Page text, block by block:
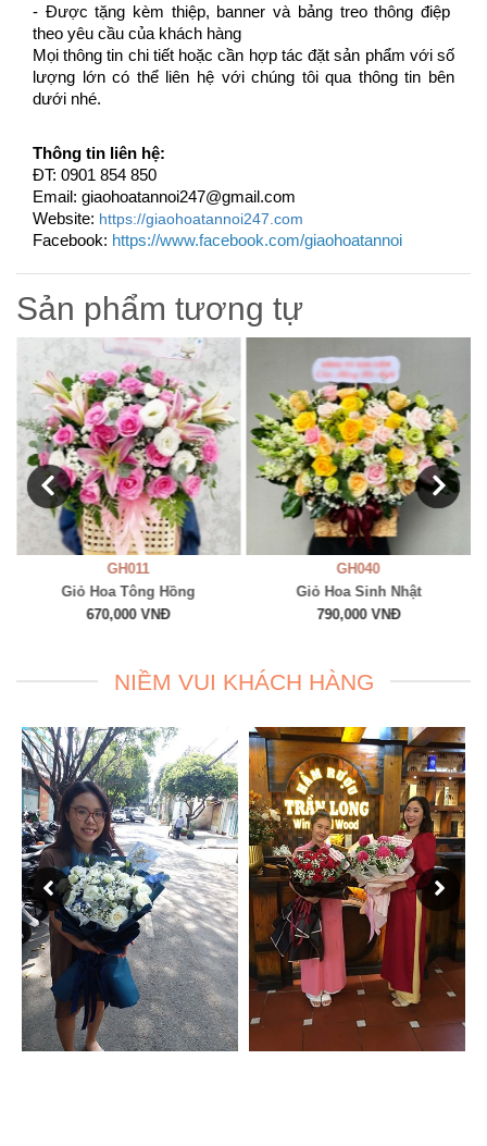
- Được tặng kèm thiệp, banner và bảng treo thông điệp
theo yêu cầu của khách hàng
Mọi thông tin chi tiết hoặc cần hợp tác đặt sản phẩm với số
lượng lớn có thể liên hệ với chúng tôi qua thông tin bên
dưới nhé.
Thông tin liên hệ:
ĐT: 0901 854 850
Email: giaohoatannoi247@gmail.com
Website: https://giaohoatannoi247.com
Facebook: https://www.facebook.com/giaohoatannoi
Sản phẩm tương tự
GH011
Giỏ Hoa Tông Hồng
670,000 VNĐ
GH040
Giỏ Hoa Sinh Nhật
790,000 VNĐ
NIỀM VUI KHÁCH HÀNG